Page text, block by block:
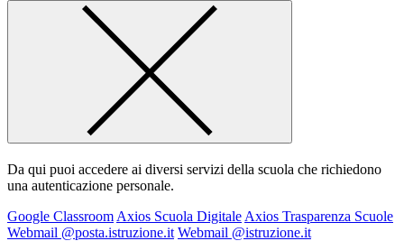
Da qui puoi accedere ai diversi servizi della scuola che richiedono
una autenticazione personale.
Google Classroom Axios Scuola Digitale Axios Trasparenza Scuole
Webmail @posta.istruzione.it Webmail @istruzione.it